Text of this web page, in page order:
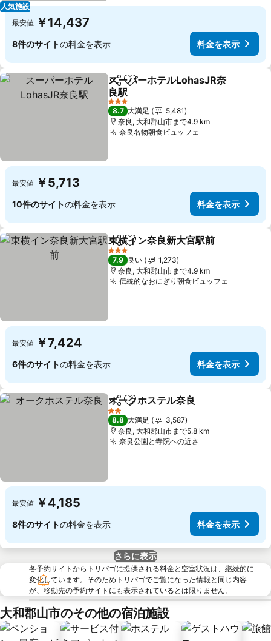
人気施設
最安値 ￥14,437
8件のサイトの料金を表示 料金を表示
シェアお気に入りに追加
スーパーホテルLohasJR奈
良駅
料金を表示
3 ホテルのランク
8.7 大満足
5,481
奈良, 大和郡山市まで4.9 km
奈良名物朝食ビュッフェ
最安値 ￥5,713
10件のサイトの料金を表示 料金を表示
シェアお気に入りに追加
東横イン奈良新大宮駅前
3 ホテルのランク
7.9 良い
1,273
奈良, 大和郡山市まで4.9 km
伝統的なおにぎり朝食ビュッフェ
最安値 ￥7,424
6件のサイトの料金を表示 料金を表示
シェアお気に入りに追加
オークホステル奈良
2 ホテルのランク
8.8 大満足
3,587
奈良, 大和郡山市まで5.8 km
奈良公園と寺院への近さ
最安値 ￥4,185
8件のサイトの料金を表示 料金を表示
さらに表示
各予約サイトからトリバゴに提供される料金と空室状況は、継続的に
変化しています。そのためトリバゴでご覧になった情報と同じ内容
が、移動先の予約サイトにも表示されているとは限りません。
大和郡山市のその他の宿泊施設